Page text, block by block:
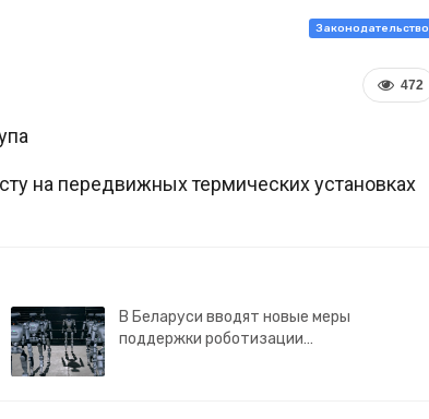
Законодательство
472
на передвижных термических установках
В Беларуси вводят новые меры
поддержки роботизации…